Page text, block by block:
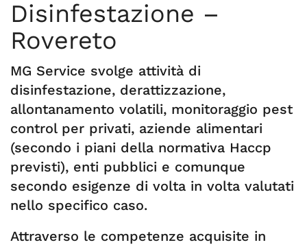
Disinfestazione –
Rovereto
MG Service svolge attività di
disinfestazione, derattizzazione,
allontanamento volatili, monitoraggio pest
control per privati, aziende alimentari
(secondo i piani della normativa Haccp
previsti), enti pubblici e comunque
secondo esigenze di volta in volta valutati
nello specifico caso.
Attraverso le competenze acquisite in